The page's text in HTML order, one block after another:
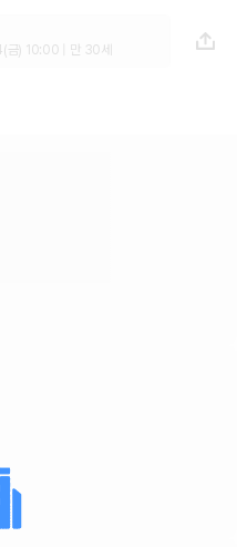
한눈에 비교 렌
) 10:00 | 만 30세